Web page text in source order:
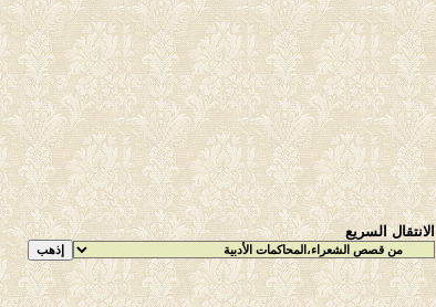
الانتقال السريع